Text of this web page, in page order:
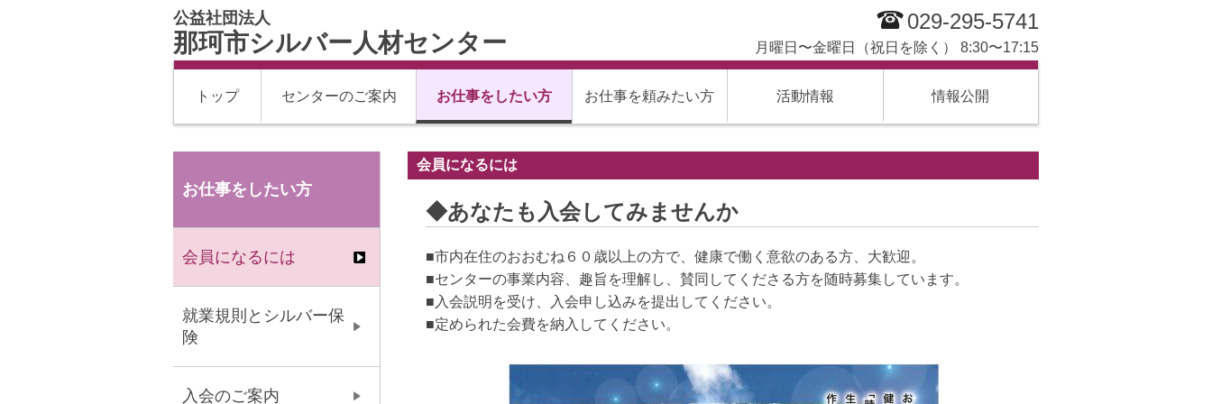
公益社団法人
那珂市シルバー人材センター
029-295-5741
月曜日〜金曜日（祝日を除く） 8:30〜17:15
トップ センターのご案内 お仕事をしたい方 お仕事を頼みたい方 活動情報 情報公開
会員になるには
◆あなたも入会してみませんか
■市内在住のおおむね６０歳以上の方で、健康で働く意欲のある方、大歓迎。
■センターの事業内容、趣旨を理解し、賛同してくださる方を随時募集しています。
■入会説明を受け、入会申し込みを提出してください。
■定められた会費を納入してください。
お仕事をしたい方
会員になるには
就業規則とシルバー保
険
入会のご案内